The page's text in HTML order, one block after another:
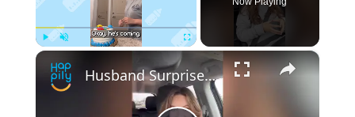
×
Husband Surprised With Cake Announcing Wife's Rainbow Baby News | Happily TV